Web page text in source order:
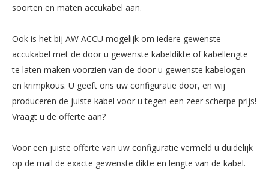
soorten en maten accukabel aan.
Ook is het bij AW ACCU mogelijk om iedere gewenste
accukabel met de door u gewenste kabeldikte of kabellengte
te laten maken voorzien van de door u gewenste kabelogen
en krimpkous. U geeft ons uw configuratie door, en wij
produceren de juiste kabel voor u tegen een zeer scherpe prijs!
Vraagt u de offerte aan?
Voor een juiste offerte van uw configuratie vermeld u duidelijk
op de mail de exacte gewenste dikte en lengte van de kabel.